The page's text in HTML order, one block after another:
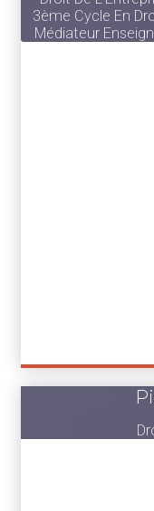
3ème Cycle En
Médiateur